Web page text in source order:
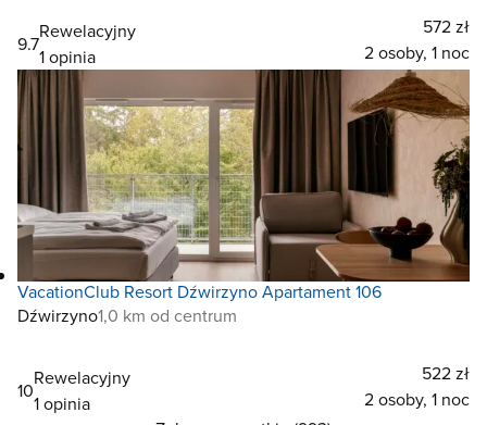
9.7
Rewelacyjny
1 opinia
572 zł
2 osoby, 1 noc
VacationClub Resort Dźwirzyno Apartament 106
Dźwirzyno1,0 km od centrum
10
Rewelacyjny
1 opinia
522 zł
2 osoby, 1 noc